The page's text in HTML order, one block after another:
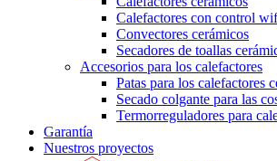
Calefactores con control
Convectores cerámicos
Secadores de toallas
Accesorios para los calefactores
Patas para los calefactores
Secado colgante para las
Termorreguladores para
Garantía
Nuestros proyectos